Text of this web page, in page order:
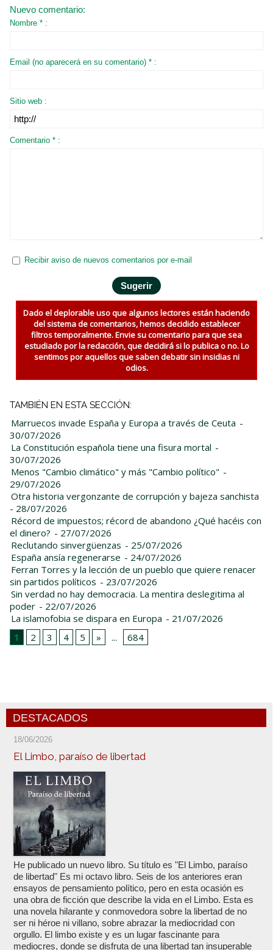
Nuevo comentario:
Nombre * :
Email (no aparecerá en su comentario) * :
Sitio web :
Comentario * :
Recibir aviso de nuevos comentarios por e-mail
Dado el deplorable uso que algunos lectores están haciendo
del sistema de comentarios, hemos decidido establecer
filtros temporalmente. Envie su comentario para que sea
estudiado por la redacción, que decidirá si lo publica o no. Lo
sentimos por aquellos que saben debatir sin insidias ni
odios.
TAMBIÉN EN ESTA SECCIÓN:
Marruecos invade España y Europa a través de Ceuta -
30/07/2026
La Constitución española tiene una fisura mortal -
30/07/2026
Menos "Cambio climático" y más "Cambio político" -
29/07/2026
Otra historia vergonzante de corrupción y bajeza sanchista
- 28/07/2026
Récord de impuestos; récord de abandono ¿Qué hacéis con
el dinero? - 27/07/2026
Reclutando sinvergüenzas - 25/07/2026
España ansía regenerarse - 24/07/2026
Ferran Torres y la lección de un pueblo que quiere renacer
sin partidos políticos - 23/07/2026
Sin verdad no hay democracia. La mentira deslegitima al
poder - 22/07/2026
La islamofobia se dispara en Europa - 21/07/2026
1
2 3 4 5 » ... 684
DESTACADOS
18/06/2026
El Limbo, paraíso de libertad
He publicado un nuevo libro. Su título es "El Limbo, paraíso
de libertad" Es mi octavo libro. Seis de los anteriores eran
ensayos de pensamiento político, pero en esta ocasión es
una obra de ficción que describe la vida en el Limbo. Esta es
una novela hilarante y conmovedora sobre la libertad de no
ser ni héroe ni villano, sobre abrazar la mediocridad con
orgullo. El limbo existe y es un lugar fascinante para
mediocres, donde se disfruta de una libertad tan insuperable